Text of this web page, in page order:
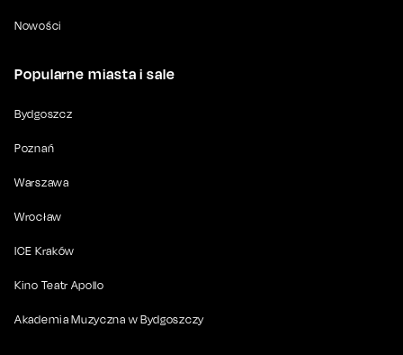
Nowości
Popularne miasta i sale
Bydgoszcz
Poznań
Warszawa
Wrocław
ICE Kraków
Kino Teatr Apollo
Akademia Muzyczna w Bydgoszczy